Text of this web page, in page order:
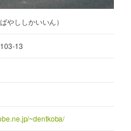
やししかいいん）
13
~dentkoba/